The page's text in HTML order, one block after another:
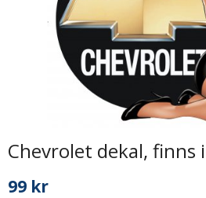
Chevrolet dekal, finns
99 kr